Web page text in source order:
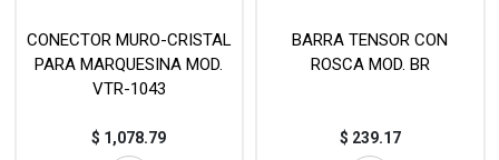
CONECTOR MURO-CRISTAL
PARA MARQUESINA MOD.
VTR-1043
$ 1,078.79
BARRA TENSOR CON
ROSCA MOD. BR
$ 239.17